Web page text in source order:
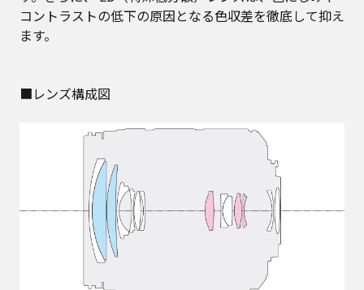
コントラストの低下の原因となる色収差を徹底して抑え
ます。
■レンズ構成図